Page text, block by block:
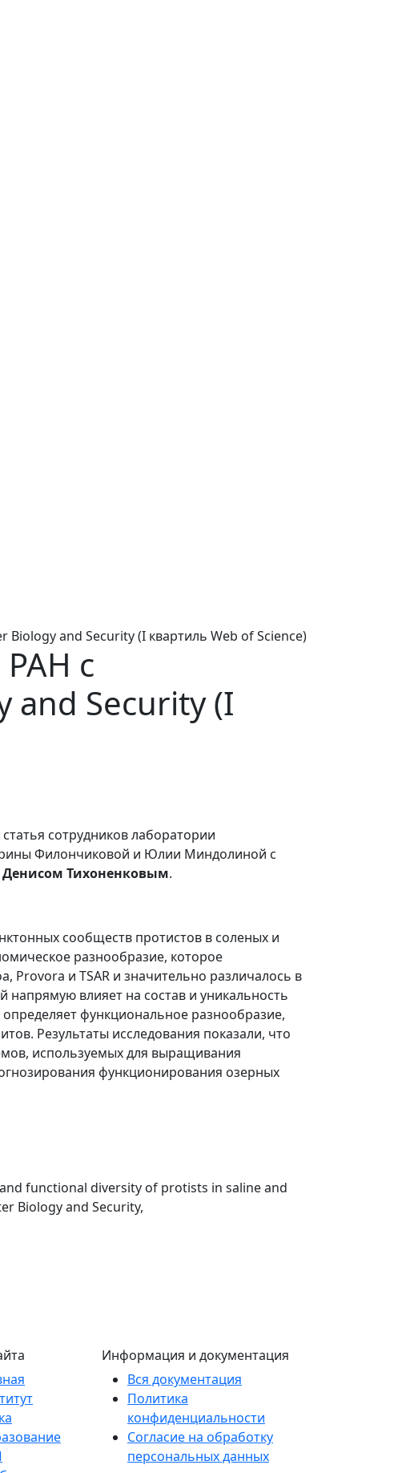
and Security (I квартиль Web of Science)
с
and Security (I
сотрудников лаборатории
Филончиковой и Юлии Миндолиной с
Денисом Тихоненковым.
сообществ протистов в соленых и
разнообразие, которое
Provora и TSAR и значительно различалось в
влияет на состав и уникальность
функциональное разнообразие,
Результаты исследования показали, что
используемых для выращивания
функционирования озерных
and functional diversity of protists in saline and
Biology and Security,
Информация и документация
Вся документация
Политика
конфиденциальности
Согласие на обработку
персональных данных